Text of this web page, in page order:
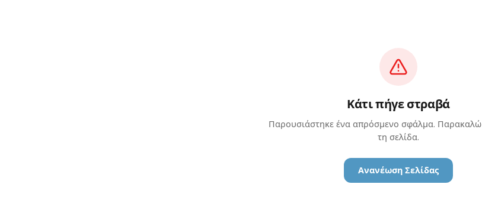
Κάτι πήγε στραβά
Παρουσιάστηκε ένα απρόσμενο σφάλμα.
τη σελίδα.
Ανανέωση Σελίδας